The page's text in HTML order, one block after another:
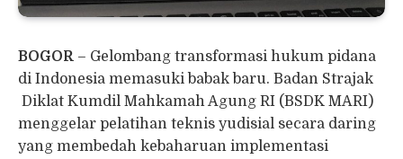
BOGOR – Gelombang transformasi hukum pidana
di Indonesia memasuki babak baru. Badan Strajak
Diklat Kumdil Mahkamah Agung RI (BSDK MARI)
menggelar pelatihan teknis yudisial secara daring
yang membedah kebaharuan implementasi